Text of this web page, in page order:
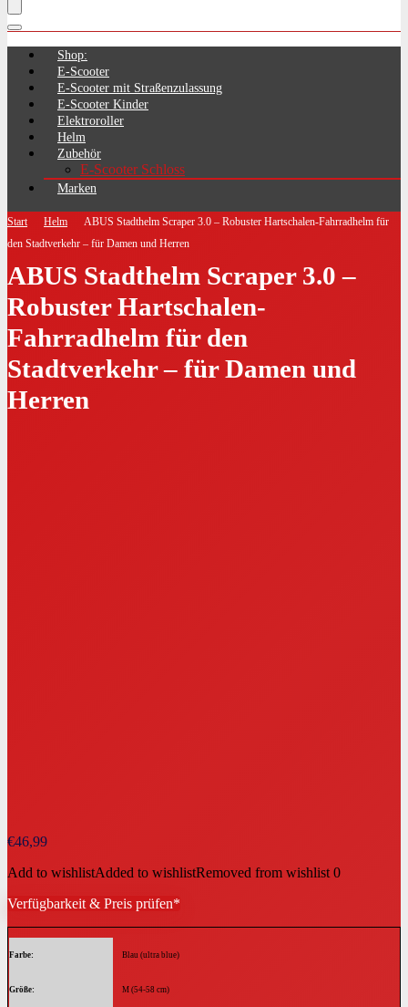
Shop:
E-Scooter
E-Scooter mit Straßenzulassung
E-Scooter Kinder
Elektroroller
Helm
Zubehör
E-Scooter Schloss
Marken
Start Helm
ABUS Stadthelm Scraper 3.0 – Robuster Hartschalen-Fahrradhelm für
den Stadtverkehr – für Damen und Herren
ABUS Stadthelm Scraper 3.0 –
Robuster Hartschalen-
Fahrradhelm für den
Stadtverkehr – für Damen und
Herren
€46,99
Add to wishlistAdded to wishlistRemoved from wishlist 0
Verfügbarkeit & Preis prüfen*
Farbe ‎Blau (ultra blue)
Größe ‎M (54-58 cm​)